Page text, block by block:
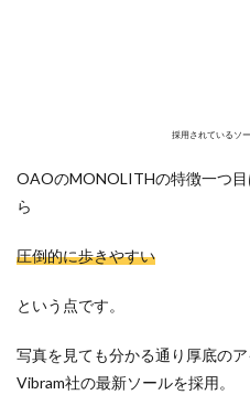
採用されているソー
OAOのMONOLITHの特徴一つ
ら
圧倒的に歩きやすい
という点です。
写真を見ても分かる通り厚底の
Vibram社の最新ソールを採用。